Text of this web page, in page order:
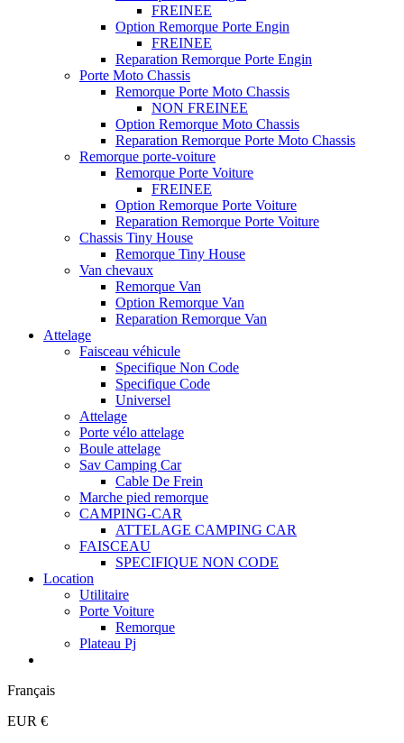
FREINEE
Option Remorque Porte Engin
FREINEE
Reparation Remorque Porte Engin
Porte Moto Chassis
Remorque Porte Moto Chassis
NON FREINEE
Option Remorque Moto Chassis
Reparation Remorque Porte Moto Chassis
Remorque porte-voiture
Remorque Porte Voiture
FREINEE
Option Remorque Porte Voiture
Reparation Remorque Porte Voiture
Chassis Tiny House
Remorque Tiny House
Van chevaux
Remorque Van
Option Remorque Van
Reparation Remorque Van
Attelage
Faisceau véhicule
Specifique Non Code
Specifique Code
Universel
Attelage
Porte vélo attelage
Boule attelage
Sav Camping Car
Cable De Frein
Marche pied remorque
CAMPING-CAR
ATTELAGE CAMPING CAR
FAISCEAU
SPECIFIQUE NON CODE
Location
Utilitaire
Porte Voiture
Remorque
Plateau Pj
Français
EUR €